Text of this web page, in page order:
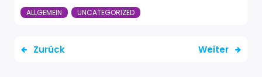
ALLGEMEIN UNCATEGORIZED
Zurück Weiter